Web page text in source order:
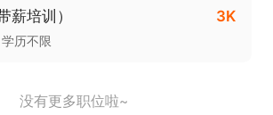
薪培训） 3K
学历不限
没有更多职位啦~